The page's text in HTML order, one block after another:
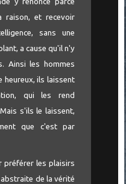
raison, et recevoir
sans une
a cause qu'il n'y
Ainsi les hommes
heureux, ils laissent
qui les rend
s'ils le laissent,
que c'est par
préférer les plaisirs
de la vérité